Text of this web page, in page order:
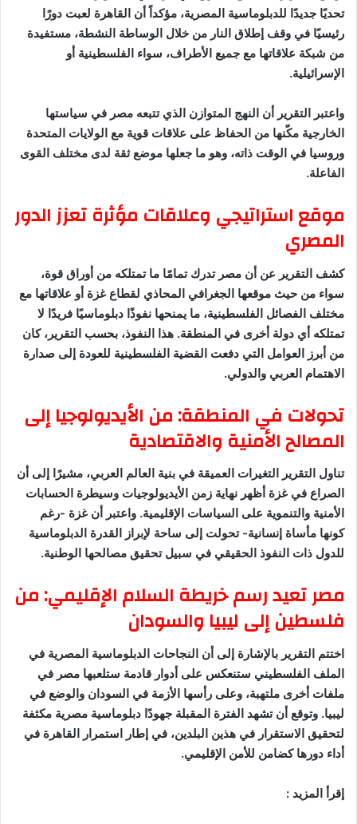
تحديًا جديدًا للدبلوماسية المصرية، مؤكداً أن القاهرة لعبت دورًا
رئيسيًا في وقف إطلاق النار من خلال الوساطة النشطة، مستفيدة
من شبكة علاقاتها مع جميع الأطراف، سواء الفلسطينية أو
الإسرائيلية.
واعتبر التقرير أن النهج المتوازن الذي تتبعه مصر في سياستها
الخارجية مكّنها من الحفاظ على علاقات قوية مع الولايات المتحدة
وروسيا في الوقت ذاته، وهو ما جعلها موضع ثقة لدى مختلف القوى
الفاعلة.
موقع استراتيجي وعلاقات مؤثرة تعزز الدور
المصري
كشف التقرير عن أن مصر تدرك تمامًا ما تمتلكه من أوراق قوة،
سواء من حيث موقعها الجغرافي المحاذي لقطاع غزة أو علاقاتها مع
مختلف الفصائل الفلسطينية، ما يمنحها نفوذًا دبلوماسيًا فريدًا لا
تمتلكه أي دولة أخرى في المنطقة. هذا النفوذ، بحسب التقرير، كان
من أبرز العوامل التي دفعت القضية الفلسطينية للعودة إلى صدارة
الاهتمام العربي والدولي.
تحولات في المنطقة: من الأيديولوجيا إلى
المصالح الأمنية والاقتصادية
تناول التقرير التغيرات العميقة في بنية العالم العربي، مشيرًا إلى أن
الصراع في غزة أظهر نهاية زمن الأيديولوجيات وسيطرة الحسابات
الأمنية والتنموية على السياسات الإقليمية. واعتبر أن غزة -رغم
كونها مأساة إنسانية- تحولت إلى ساحة لإبراز القدرة الدبلوماسية
للدول ذات النفوذ الحقيقي في سبيل تحقيق مصالحها الوطنية.
مصر تعيد رسم خريطة السلام الإقليمي: من
فلسطين إلى ليبيا والسودان
اختتم التقرير بالإشارة إلى أن النجاحات الدبلوماسية المصرية في
الملف الفلسطيني ستنعكس على أدوار قادمة ستلعبها مصر في
ملفات أخرى ملتهبة، وعلى رأسها الأزمة في السودان والوضع في
ليبيا. وتوقع أن تشهد الفترة المقبلة جهودًا دبلوماسية مصرية مكثفة
لتحقيق الاستقرار في هذين البلدين، في إطار استمرار القاهرة في
أداء دورها كضامن للأمن الإقليمي.
إقرأ المزيد :